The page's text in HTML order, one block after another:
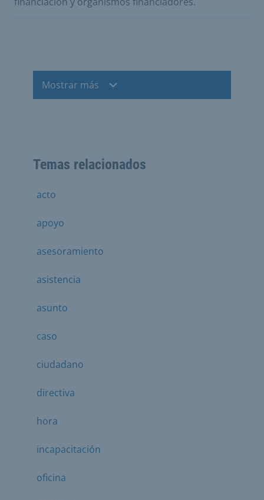
Mostrar más
Temas relacionados
acto
apoyo
asesoramiento
asistencia
asunto
caso
ciudadano
directiva
hora
incapacitación
oficina